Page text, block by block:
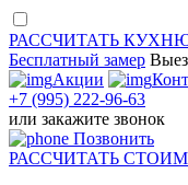
РАССЧИТАТЬ
Бесплатный замер
Акции
+7 (995) 222-96-63
или закажите звонок
Позвонить
РАССЧИТАТЬ